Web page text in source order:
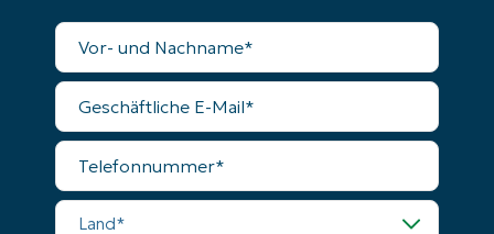
Vollständiger
Name
Geschäftliche
Mail
Telefonnummer
Land